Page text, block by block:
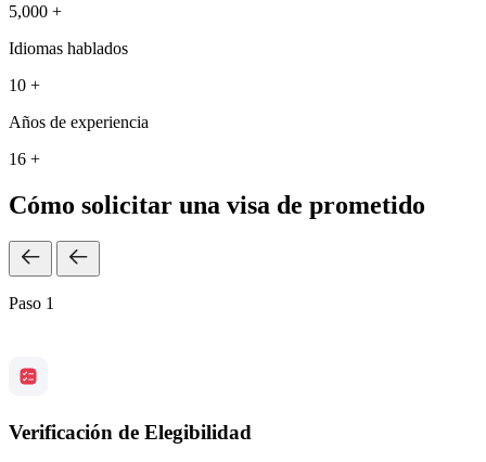
5,000 +
Idiomas hablados
10 +
Años de experiencia
16 +
Cómo solicitar una visa de prometido
Paso 1
Verificación de Elegibilidad